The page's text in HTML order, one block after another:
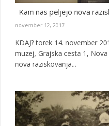
Kam nas peljejo nova
november 12, 2017
KDAJ? torek 14. november
muzej, Grajska cesta 1,
nova raziskovanja...